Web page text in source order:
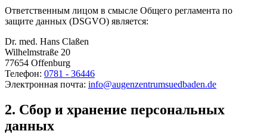
Ответственным лицом в смысле Общего регламента по
защите данных (DSGVO) является:
Dr. med. Hans Claßen
Wilhelmstraße 20
77654 Offenburg
Телефон: 0781 - 36446
Электронная почта: info@augenzentrumsuedbaden.de
2. Сбор и хранение персональных
данных